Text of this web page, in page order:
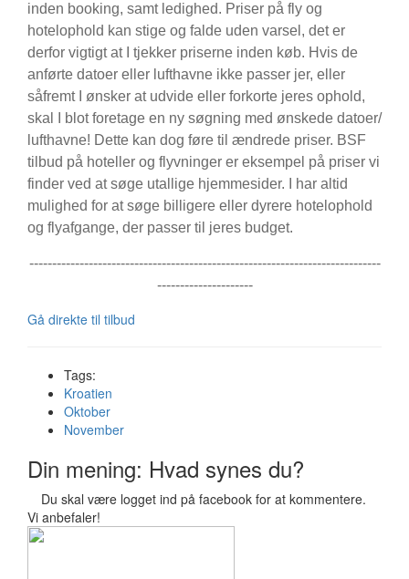
inden booking, samt ledighed. Priser på fly og
hotelophold kan stige og falde uden varsel, det er
derfor vigtigt at I tjekker priserne inden køb. Hvis de
anførte datoer eller lufthavne ikke passer jer, eller
såfremt I ønsker at udvide eller forkorte jeres ophold,
skal I blot foretage en ny søgning med ønskede datoer/
lufthavne! Dette kan dog føre til ændrede priser. BSF
tilbud på hoteller og flyvninger er eksempel på priser vi
finder ved at søge utallige hjemmesider. I har altid
mulighed for at søge billigere eller dyrere hotelophold
og flyafgange, der passer til jeres budget.
-----------------------------------------------------------------------------
---------------------
Gå direkte til tilbud
Tags:
Kroatien
Oktober
November
Din mening: Hvad synes du?
Du skal være logget ind på facebook for at kommentere.
Vi anbefaler!